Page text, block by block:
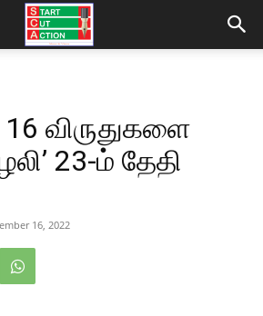
விருதுகளை
23-ம் தேதி
16, 2022